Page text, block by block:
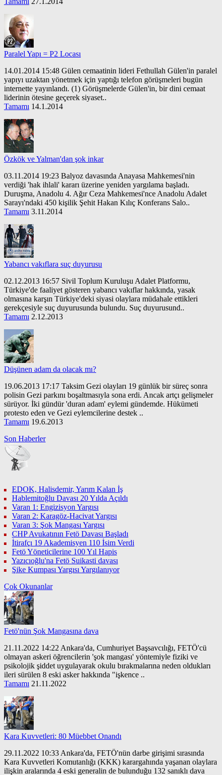
Paralel Yapı = P2 Locası
14.01.2014 15:48 Gülen cemaatinin lideri Fethullah Gülen'in paralel
yapıyı uzaktan yönetmek için yaptığı telefon görüşmeleri bugün
internette yayınlandı. (1) Görüşmelerde Gülen'in, bir dini cemaat
liderinin ötesine geçerek siyaset..
Tamamı 14.1.2014
Özkök ve Yalman'dan şok inkar
03.11.2014 19:23 Balyoz davasında Anayasa Mahkemesi'nin
verdiği 'hak ihlali' kararı üzerine yeniden yargılama başladı.
Duruşma, Anadolu 4. Ağır Ceza Mahkemesi'nce Anadolu Adalet
Sarayı'ndaki 450 kişilik Şehit Hakan Kılıç Konferans Salo..
Tamamı 3.11.2014
Yabancı vakıflara suç duyurusu
02.12.2013 16:57 Sivil Toplum Kuruluşu Adalet Platformu,
Türkiye'de faaliyet gösteren yabancı vakıflar hakkında, yasak
olmasına karşın Türkiye'deki siyasi olaylara müdahale ettikleri
gerekçesiyle suç duyurusunda bulundu. Suç duyurusund..
Tamamı 2.12.2013
Düşünen adam da olacak mı?
19.06.2013 17:17 Taksim Gezi olayları 19 günlük bir süreç sonra
polisin Gezi parkını boşaltmasıyla sona erdi. Ancak artçı gelişmeler
sürüyor. İki gündür 'duran adam' eylemi gündemde. Hükümeti
protesto eden ve Gezi eylemcilerine destek ..
Tamamı 19.6.2013
Son Haberler
EDOK, Halisdemir, Yarım Kalan İş
Hablemitoğlu Davası 20 Yılda Açıldı
Varan 1: Engizisyon Yargısı
Varan 2: Karagöz-Hacivat Yargısı
Varan 3: Şok Mangası Yargısı
CHP Avukatının Fetö Davası Başladı
İtirafçı 19 Akademisyen 110 İsim Verdi
Fetö Yöneticilerine 100 Yıl Hapis
Yazıcıoğlu'na Fetö Suikasti davası
Şike Kumpası Yargısı Yargılanıyor
Çok Okunanlar
Fetö'nün Şok Mangasına dava
21.11.2022 14:22 Ankara'da, Cumhuriyet Başsavcılığı, FETÖ'cü
olmayan askeri öğrencilerin 'şok mangası' yöntemiyle fiziki ve
psikolojik şiddet uygulayarak okulu bırakmalarına neden oldukları
ileri sürülen 8 eski asker hakkında "işkence ..
Tamamı 21.11.2022
Kara Kuvvetleri: 80 Müebbet Onandı
29.11.2022 10:33 Ankara'da, FETÖ'nün darbe girişimi sırasında
Kara Kuvvetleri Komutanlığı (KKK) karargahında yaşanan olaylara
ilişkin aralarında 4 eski generalin de bulunduğu 132 sanıklı dava